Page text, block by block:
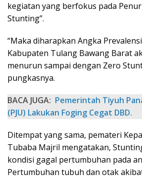
kegiatan yang berfokus pada
Stunting”.
“Maka diharapkan Angka
Kabupaten Tulang Bawang Barat
menurun sampai dengan Zero
pungkasnya.
BACA JUGA: Pemerintah Tiyuh
(PJU) Lakukan Foging Cegat DBD.
Ditempat yang sama, pemateri
Tubaba Majril mengatakan,
kondisi gagal pertumbuhan pada
Pertumbuhan tubuh dan otak